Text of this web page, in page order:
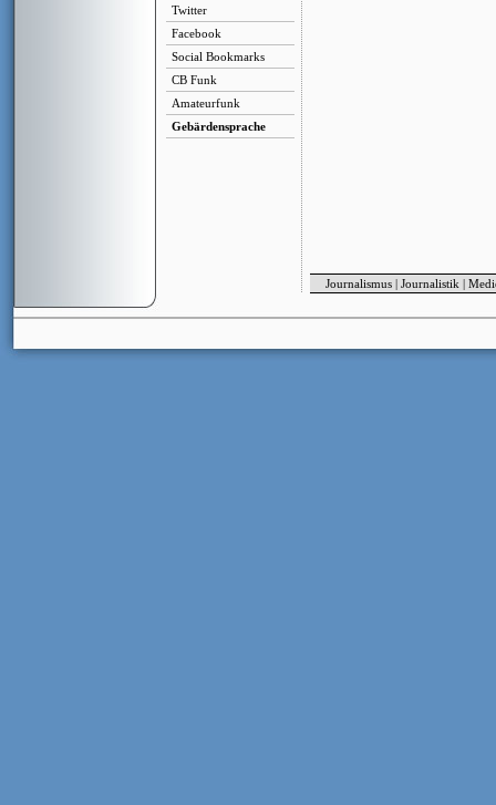
Journalismus | Journalistik |
Twitter
Facebook
Social Bookmarks
CB Funk
Amateurfunk
Gebärdensprache